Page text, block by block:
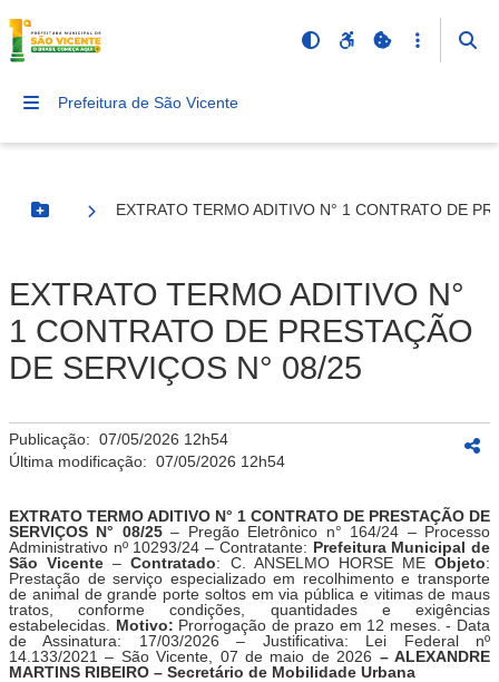
Prefeitura de São Vicente
Botão Menu
EXTRATO TERMO ADITIVO N° 1 CONTRATO DE
EXTRATO TERMO ADITIVO N°
1 CONTRATO DE PRESTAÇÃO
DE SERVIÇOS N° 08/25
Publicação: 07/05/2026 12h54
Última modificação: 07/05/2026 12h54
EXTRATO TERMO ADITIVO N° 1 CONTRATO DE PRESTAÇÃO DE
SERVIÇOS N° 08/25 – Pregão Eletrônico n° 164/24 – Processo
Administrativo nº 10293/24 – Contratante: Prefeitura Municipal de
São Vicente –Contratado: C. ANSELMO HORSE ME Objeto:
Prestação de serviço especializado em recolhimento e transporte
de animal de grande porte soltos em via pública e vitimas de maus
tratos , conforme condições, quantidades e exigências
estabelecidas
Motivo: Prorrogação de prazo em 12 meses. - Data
de Assinatura: 17/03/2026 – Justificativa: Lei Federal nº
14.133/2021 – São Vicente, 07 de maio de 2026 –ALEXANDRE
MARTINS RIBEIRO – Secretário de Mobilidade Urbana